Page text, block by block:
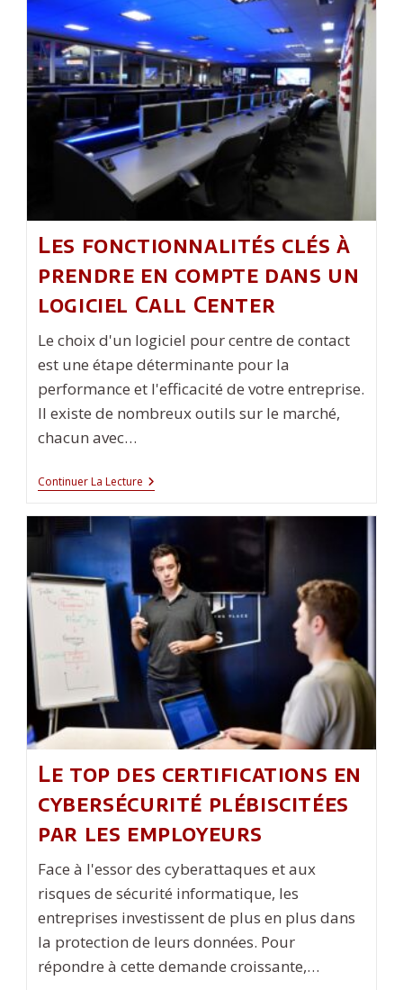
Salarié
Qui
Travaille
Mal
?
Les fonctionnalités clés à
prendre en compte dans un
logiciel Call Center
Le choix d'un logiciel pour centre de contact
est une étape déterminante pour la
performance et l'efficacité de votre entreprise.
Il existe de nombreux outils sur le marché,
chacun avec…
Continuer La Lecture Les
Fonctionnalités
À
Prendre
En
Compte
Dans
Un
Logiciel
Call
Center
Le top des certifications en
cybersécurité plébiscitées
par les employeurs
Face à l'essor des cyberattaques et aux
risques de sécurité informatique, les
entreprises investissent de plus en plus dans
la protection de leurs données. Pour
répondre à cette demande croissante,…